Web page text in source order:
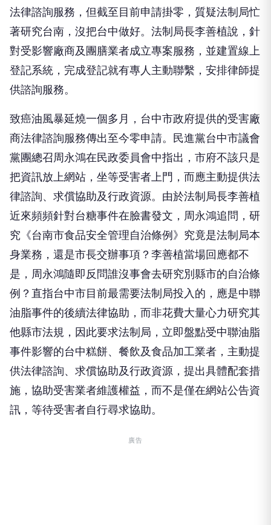
法律諮詢服務，但截至目前申請掛零，質疑法制局忙
著研究台南，沒把台中做好。法制局長李善植說，針
對受影響廠商及團膳業者成立專案服務，並建置線上
登記系統，完成登記就有專人主動聯繫，安排律師提
供諮詢服務。
致癌油風暴延燒一個多月，台中市政府提供的受害廠
商法律諮詢服務傳出至今零申請。民進黨台中市議會
黨團總召周永鴻在民政委員會中指出，市府不該只是
把資訊放上網站，坐等受害者上門，而應主動提供法
律諮詢、求償協助及行政資源。由於法制局長李善植
近來頻頻針對台糖事件在臉書發文，周永鴻追問，研
究《台南市食品安全管理自治條例》究竟是法制局本
身業務，還是市長交辦事項？李善植當場回應都不
是，周永鴻隨即反問誰沒事會去研究別縣市的自治條
例？直指台中市目前最需要法制局投入的，應是中聯
油脂事件的後續法律協助，而非花費大量心力研究其
他縣市法規，因此要求法制局，立即盤點受中聯油脂
事件影響的台中糕餅、餐飲及食品加工業者，主動提
供法律諮詢、求償協助及行政資源，提出具體配套措
施，協助受害業者維護權益，而不是僅在網站公告資
訊，等待受害者自行尋求協助。
廣告